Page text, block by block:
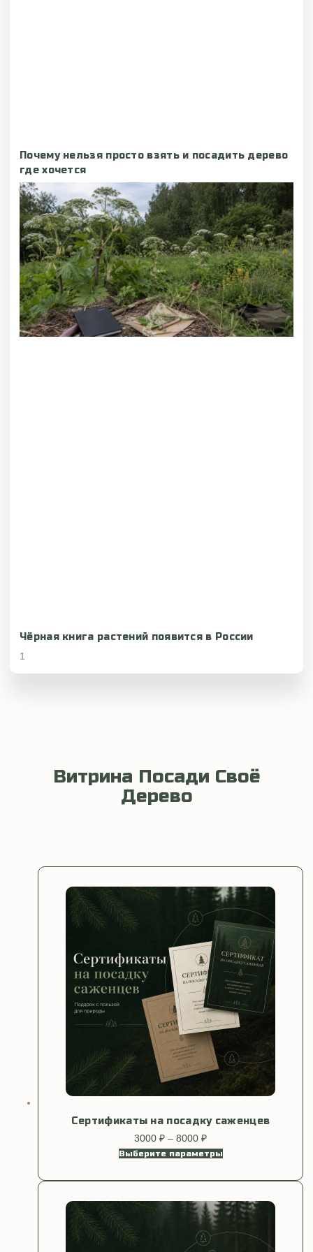
Почему нельзя просто взять и посадить дерево
где хочется
Чёрная книга растений появится в России
Витрина Посади Своё
Дерево
Сертификаты на посадку саженцев
3000 ₽ – 8000 ₽
цен:
–
Выберите параметры
товар
несколько
вариаций.
Опции